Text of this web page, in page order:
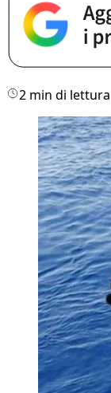
2 min di lettura